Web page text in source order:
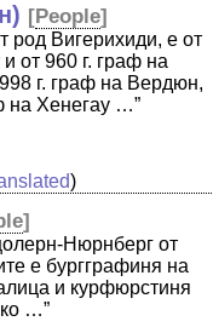
[People]
род Вигерихиди, е от
от 960 г. граф на
г. граф на Вердюн,
на Хенегау …”
)
]
Нюрнберг от
e бургграфиня на
и курфюрстиня
…”